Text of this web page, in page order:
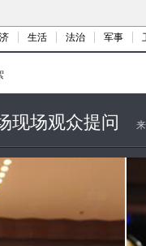
生活 法治 军事
现场观众提问